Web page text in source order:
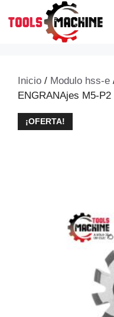
Inicio / Modulo hss-e
ENGRANAjes M5-
¡OFERTA!